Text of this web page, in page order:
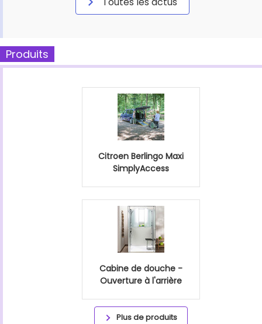
Produits
Citroen Berlingo Maxi
SimplyAccess
Cabine de douche -
Ouverture à l'arrière
Plus de produits